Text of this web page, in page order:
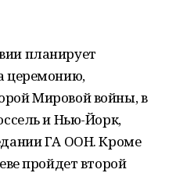
планирует
церемонию,
Мировой войны, в
и Нью-Йорк,
ГА ООН. Кроме
пройдет второй